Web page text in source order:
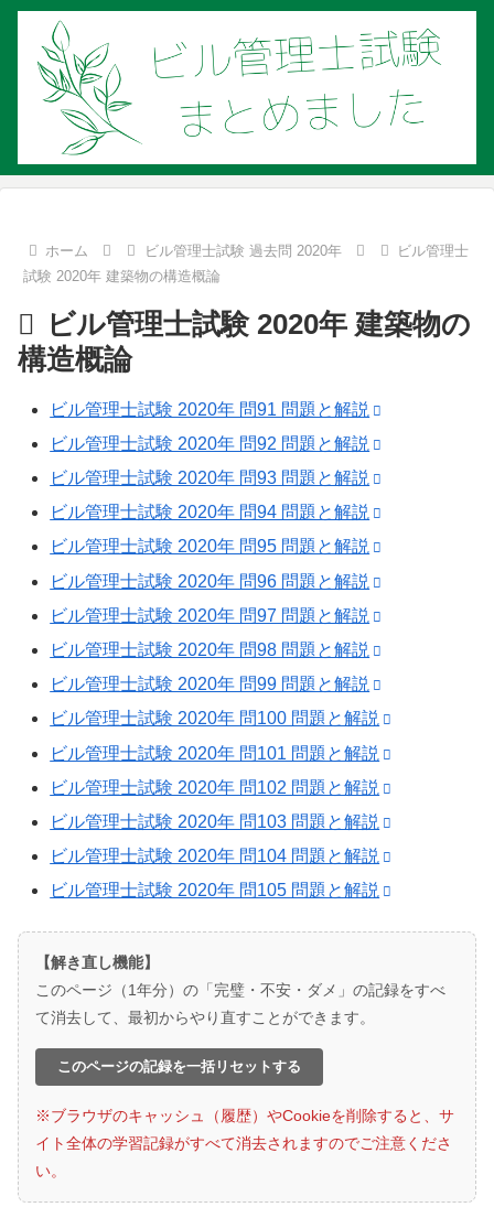
ホーム ビル管理士試験 過去問 2020年
ビル管理士
試験 2020年 建築物の構造概論
ビル管理士試験 2020年 建築物の
構造概論
ビル管理士試験 2020年 問91 問題と解説
ビル管理士試験 2020年 問92 問題と解説
ビル管理士試験 2020年 問93 問題と解説
ビル管理士試験 2020年 問94 問題と解説
ビル管理士試験 2020年 問95 問題と解説
ビル管理士試験 2020年 問96 問題と解説
ビル管理士試験 2020年 問97 問題と解説
ビル管理士試験 2020年 問98 問題と解説
ビル管理士試験 2020年 問99 問題と解説
ビル管理士試験 2020年 問100 問題と解説
ビル管理士試験 2020年 問101 問題と解説
ビル管理士試験 2020年 問102 問題と解説
ビル管理士試験 2020年 問103 問題と解説
ビル管理士試験 2020年 問104 問題と解説
ビル管理士試験 2020年 問105 問題と解説
【解き直し機能】
このページ（1年分）の「完璧・不安・ダメ」の記録をすべ
て消去して、最初からやり直すことができます。
このページの記録を一括リセットする
※ブラウザのキャッシュ（履歴）やCookieを削除すると、サ
イト全体の学習記録がすべて消去されますのでご注意くださ
い。